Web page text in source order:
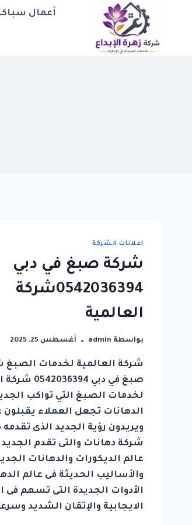
المحتوى
أعمال
اعلانات الشركة
شركة صبغ في دبي
0542036394شركة
العالمية
بواسطة admin أغسطس 25, 2025
شركة العالمية لخدمات الصبغ
صبغ في دبي
لخدمات الصبغ التي تواكب
الدهانات تجعل العملاء يقبلون
ويريدون رؤية الجديد الذى
شركة دهانات والتى تقدم الجديد
عالم الديكورات والدهانات
والأساليب الحديثة فى عالم
الأدوات الجديدة التى تسهم فى
الايجابية والإتقان الشديد